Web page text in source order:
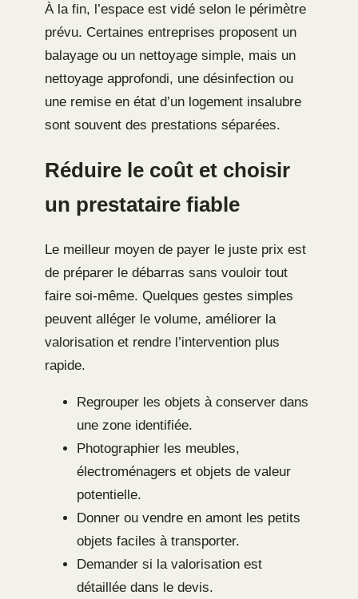
À la fin, l’espace est vidé selon le périmètre
prévu. Certaines entreprises proposent un
balayage ou un nettoyage simple, mais un
nettoyage approfondi, une désinfection ou
une remise en état d’un logement insalubre
sont souvent des prestations séparées.
Réduire le coût et choisir
un prestataire fiable
Le meilleur moyen de payer le juste prix est
de préparer le débarras sans vouloir tout
faire soi-même. Quelques gestes simples
peuvent alléger le volume, améliorer la
valorisation et rendre l’intervention plus
rapide.
Regrouper les objets à conserver dans
une zone identifiée.
Photographier les meubles,
électroménagers et objets de valeur
potentielle.
Donner ou vendre en amont les petits
objets faciles à transporter.
Demander si la valorisation est
détaillée dans le devis.